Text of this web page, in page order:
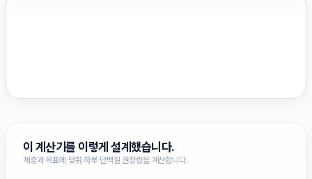
이 계산기를 이렇게 설계했습니다.
체중과 목표에 맞춰 하루 단백질 권장량을 계산합니다.